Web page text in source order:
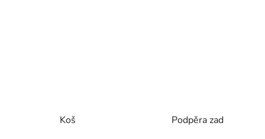
Koš Podpěra zad